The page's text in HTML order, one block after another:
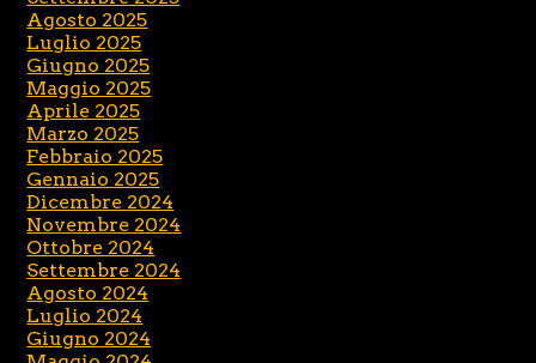
Agosto 2025
Luglio 2025
Giugno 2025
Maggio 2025
Aprile 2025
Marzo 2025
Febbraio 2025
Gennaio 2025
Dicembre 2024
Novembre 2024
Ottobre 2024
Settembre 2024
Agosto 2024
Luglio 2024
Giugno 2024